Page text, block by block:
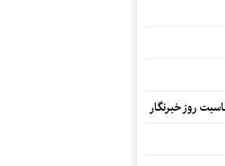
روز خبرنگار